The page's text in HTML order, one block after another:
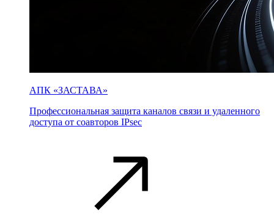
АПК «ЗАСТАВА»
Профессиональная защита каналов связи и удаленного
доступа от соавторов IPsec